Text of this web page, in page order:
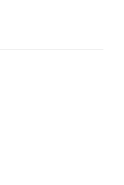
entre las dos
puede ser
logra fácilmente si
en el momento